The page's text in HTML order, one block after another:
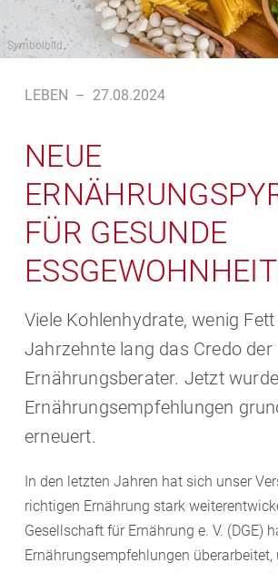
Symbolbild
LEBEN – 27.08.2024
NEUE
FÜR GESUNDE
Viele Kohlenhydrate, wenig
Jahrzehnte lang das Credo der
Ernährungsberater. Jetzt
Ernährungsempfehlungen
erneuert.
In den letzten Jahren hat sich unser
richtigen Ernährung stark
Gesellschaft für Ernährung e. V. (DGE)
Ernährungsempfehlungen überarbeitet,